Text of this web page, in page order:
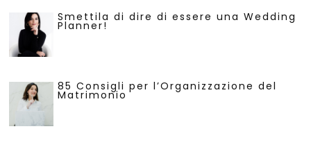
Smettila di dire di essere una Wedding
Planner!
85 Consigli per l’Organizzazione del
Matrimonio